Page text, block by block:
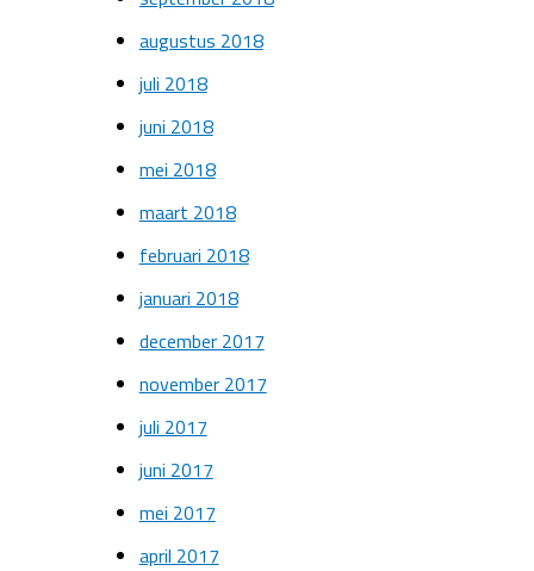
augustus 2018
juli 2018
juni 2018
mei 2018
maart 2018
februari 2018
januari 2018
december 2017
november 2017
juli 2017
juni 2017
mei 2017
april 2017